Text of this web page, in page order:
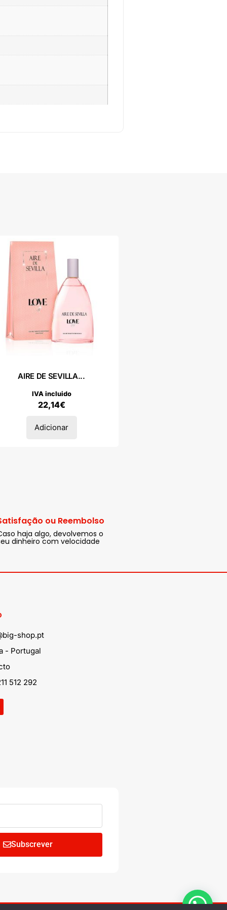
AIRE DE SEVILLA...
22,14€
IVA incluido
Adicionar
ou Reembolso
haja algo, devolvemos o
dinheiro com velocidade
shop.pt
- Portugal
512 292
Subscrever